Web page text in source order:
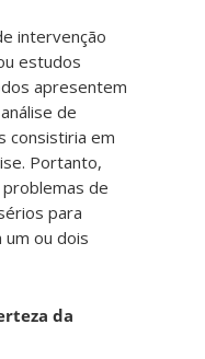
intervenção
estudos
apresentem
de
consistiria em
Portanto,
de
para
ou dois
da